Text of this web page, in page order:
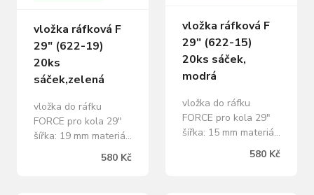
vložka ráfková F
29" (622-19)
20ks
sáček,zelená
vložka do ráfku
FORCE pro kola 29"
šířka: 19 mm materiál:
NYLON baleno v
580 Kč
vložka ráfková F
29" (622-15)
20ks sáček,
modrá
vložka do ráfku
FORCE pro kola 29"
šířka: 15 mm materiál:
NYLON baleno v
sáčku a prodej po 20
580 Kč